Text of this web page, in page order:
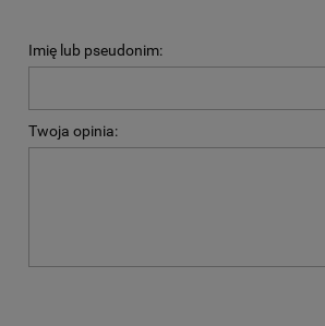
Imię lub pseudonim:
Twoja opinia: